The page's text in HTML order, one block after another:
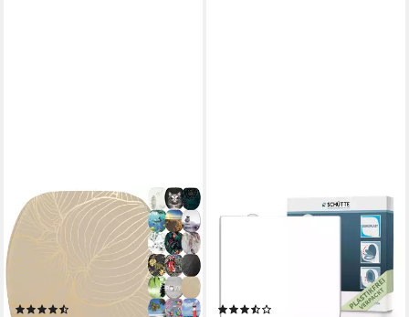
SANILO
WC-Sitz mit Absenkautomatik,
viele Toilettendeckel direkt
vom Hersteller, hochwertig &
modern, universell, leichte
Montage
(1635)
WC-Sitz WHITE, Duroplast,
Schnellverschluss, belastbar